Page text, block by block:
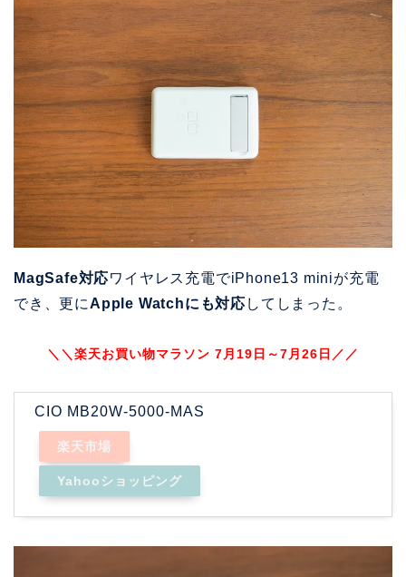
MagSafe対応ワイヤレス充電でiPhone13 miniが充電
でき、更にApple Watchにも対応 してしまった。
＼＼楽天お買い物マラソン 7月19日～7月26日／／
CIO MB20W-5000-MAS
楽天市場
Yahooショッピング